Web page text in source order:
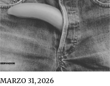
MARZO 31, 2026